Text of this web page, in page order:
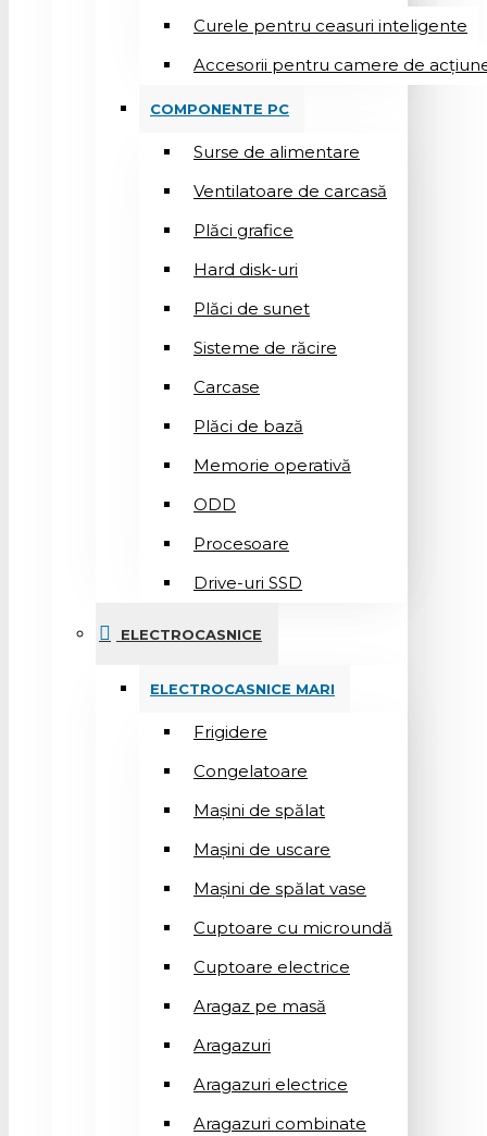
Curele pentru ceasuri inteligente
Accesorii pentru camere de
COMPONENTE PC
Surse de alimentare
Ventilatoare de carcasă
Plăci grafice
Hard disk-uri
Plăci de sunet
Sisteme de răcire
Carcase
Plăci de bază
Memorie operativă
ODD
Procesoare
Drive-uri SSD
ELECTROCASNICE
ELECTROCASNICE MARI
Frigidere
Congelatoare
Mașini de spălat
Mașini de uscare
Mașini de spălat vase
Cuptoare cu microundă
Cuptoare electrice
Aragaz pe masă
Aragazuri
Aragazuri electrice
Aragazuri combinate